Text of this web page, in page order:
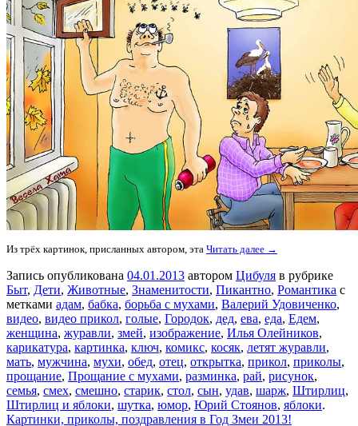
Из трёх картинок, присланных автором, эта Читать далее →
Запись опубликована 04.01.2013 автором Цибуля в рубрике
Быт, Дети, Животные, Знаменитости, Пикантно, Романтика с
метками адам, бабка, борьба с мухами, Валерий Удовиченко,
видео, видео прикол, голые, Городок, дед, ева, еда, Едем,
женщина, журавли, змей, изображение, Илья Олейников,
карикатура, картинка, ключ, комикс, косяк, летят журавли,
мать, мужчина, мухи, обед, отец, открытка, прикол, приколы,
прощание, Прощание с мухами, разминка, рай, рисунок,
семья, смех, смешно, старик, стол, сын, удав, шарж, Штирлиц,
Штирлиц и яблоки, шутка, юмор, Юрий Стоянов, яблоки.
Картинки, приколы, поздравления в Год Змеи 2013!